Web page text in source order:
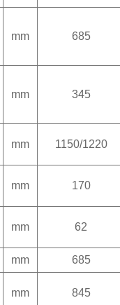
mm 685
mm 345
mm 1150/1220
mm 170
mm 62
mm 685
mm 845